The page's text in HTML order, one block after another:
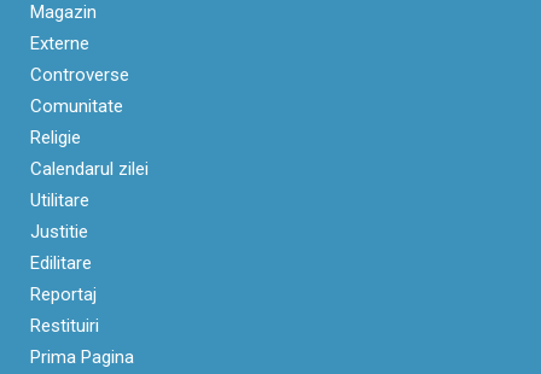
Magazin
Externe
Controverse
Comunitate
Religie
Calendarul zilei
Utilitare
Justitie
Edilitare
Reportaj
Restituiri
Prima Pagina